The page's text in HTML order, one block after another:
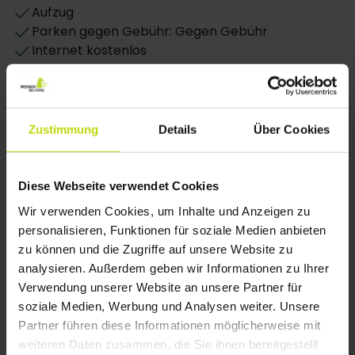
Zustimmung Details Über Cookies
Diese Webseite verwendet Cookies
Wir verwenden Cookies, um Inhalte und Anzeigen zu
personalisieren, Funktionen für soziale Medien anbieten
zu können und die Zugriffe auf unsere Website zu
analysieren. Außerdem geben wir Informationen zu Ihrer
Verwendung unserer Website an unsere Partner für
soziale Medien, Werbung und Analysen weiter. Unsere
Partner führen diese Informationen möglicherweise mit
weiteren Daten zusammen, die Sie ihnen bereitgestellt
ganze Erlebnis-Paket und vieles mehr.
Zimmer
Der Mayor Hotel verfügt über 162 geräumige
Zimmer. Die Standard Doppelzimmer sind bis zu 25
m² groß und haben zwei Einzelbetten. Dazu haben
sie ein eigenes Bad, einen Haartrockner,
Schreibtisch, Flachbild -TV und Telefon.
Aufzug
Parken gegen Gebühr: Gegen Gebühr
Internet kostenlos
Stockwerke: 5
Baujahr: 1934
letzte Renovierung: 2014
WiFi
Restaurant
Bar
Laktosefreie Gerichte verfügbar
Glutenfreie Gerichte verfügbar
Vegetarische Gerichte verfügbar
Zimmer
Nur Endreinigung inklusive
Fernseher im Zimmer
Zimmersafe im Zimmer